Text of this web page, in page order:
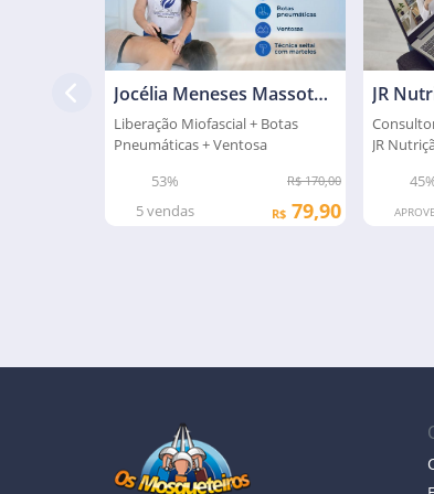
Jocélia Meneses Massoterapeuta
Liberação Miofascial + Botas
Pneumáticas + Ventosa
53%
R$ 170,00
5vendas R$ 79,90
JR
JR